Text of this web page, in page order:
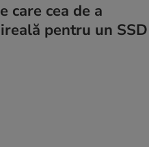
care cea de a
pentru un SSD